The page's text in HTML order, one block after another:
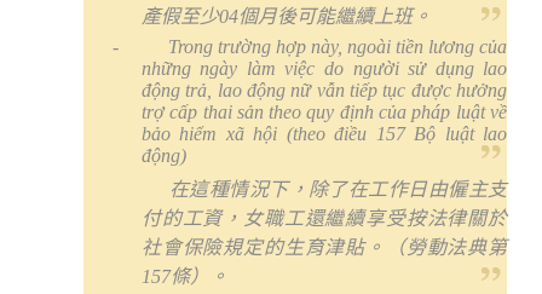
產假至少04個月後可能繼續上班。
-
Trong trường hợp này, ngoài tiền lương của
những ngày làm việc do người sử dụng lao
động trả, lao động nữ vẫn tiếp tục được hưởng
trợ cấp thai sản theo quy định của pháp luật về
bảo hiểm xã hội (theo điều 157 Bộ luật lao
động)
在這種情況下，除了在工作日由僱主支
付的工資，女職工還繼續享受按法律關於
社會保險規定的生育津貼。（勞動法典第
157條）。